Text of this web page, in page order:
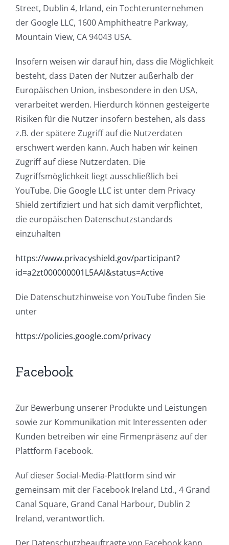
Street, Dublin 4, Irland, ein Tochterunternehmen
der Google LLC, 1600 Amphitheatre Parkway,
Mountain View, CA 94043 USA.
Insofern weisen wir darauf hin, dass die Möglichkeit
besteht, dass Daten der Nutzer außerhalb der
Europäischen Union, insbesondere in den USA,
verarbeitet werden. Hierdurch können gesteigerte
Risiken für die Nutzer insofern bestehen, als dass
z.B. der spätere Zugriff auf die Nutzerdaten
erschwert werden kann. Auch haben wir keinen
Zugriff auf diese Nutzerdaten. Die
Zugriffsmöglichkeit liegt ausschließlich bei
YouTube. Die Google LLC ist unter dem Privacy
Shield zertifiziert und hat sich damit verpflichtet,
die europäischen Datenschutzstandards
einzuhalten
https://www.privacyshield.gov/participant?
id=a2zt000000001L5AAI&status=Active
Die Datenschutzhinweise von YouTube finden Sie
unter
https://policies.google.com/privacy
Facebook
Zur Bewerbung unserer Produkte und Leistungen
sowie zur Kommunikation mit Interessenten oder
Kunden betreiben wir eine Firmenpräsenz auf der
Plattform Facebook.
Auf dieser Social-Media-Plattform sind wir
gemeinsam mit der Facebook Ireland Ltd., 4 Grand
Canal Square, Grand Canal Harbour, Dublin 2
Ireland, verantwortlich.